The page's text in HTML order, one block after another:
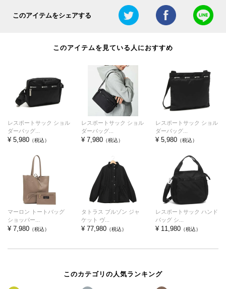
このアイテムをシェアする
このアイテムを見ている人におすすめ
レスポートサック ショル
ダーバッグ...
¥ 5,980 （税込）
レスポートサック ショル
ダーバッグ...
¥ 7,980 （税込）
レスポートサック ショル
ダーバッグ...
¥ 5,980（税込）
マーロン トートバッグ
ショッパー...
¥ 7,980 （税込）
タトラス ブルゾン ジャ
ケット ヴ...
¥ 77,980 （税込）
レスポートサック ハンド
バッグ シ...
¥ 11,980（税込）
このカテゴリの人気ランキング